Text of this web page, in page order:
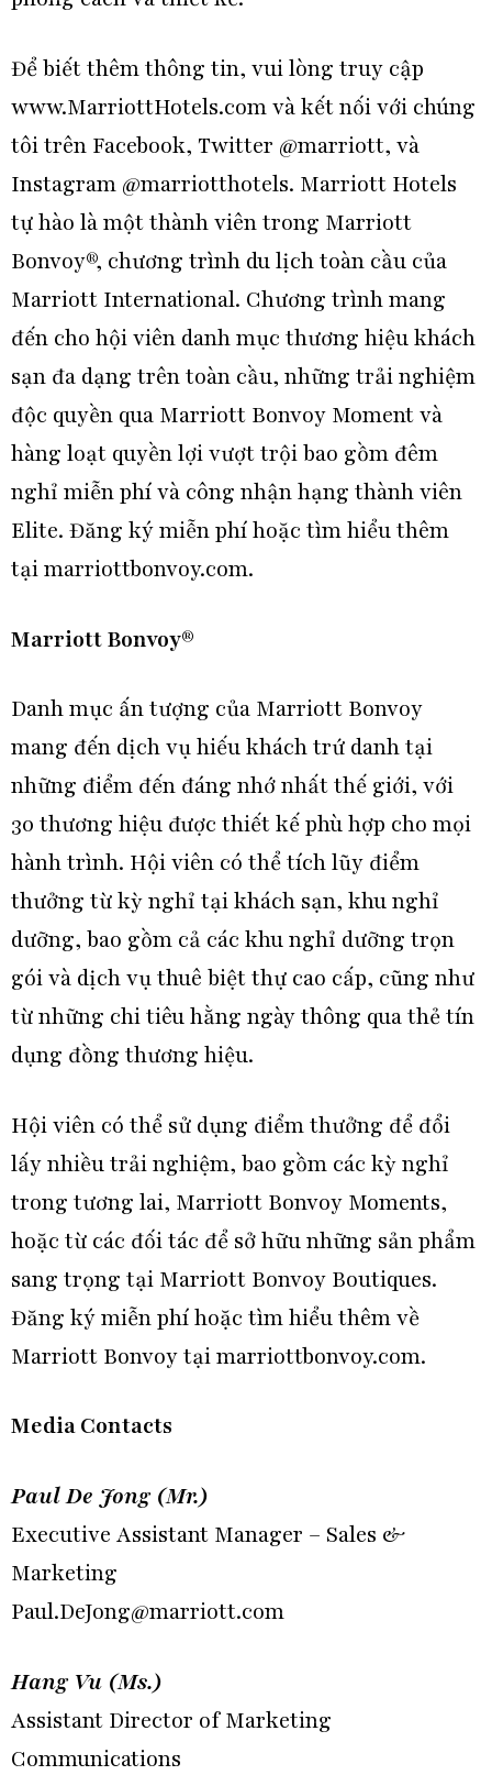
Để biết thêm thông tin, vui lòng truy cập
www.MarriottHotels.comvà kết nối với chúng
tôi trên Facebook, Twitter @marriott, và
Instagram @marriotthotels. Marriott Hotels
tự hào là một thành viên trong Marriott
Bonvoy®, chương trình du lịch toàn cầu của
Marriott International. Chương trình mang
đến cho hội viên danh mục thương hiệu khách
sạn đa dạng trên toàn cầu, những trải nghiệm
độc quyền qua Marriott Bonvoy Moment và
hàng loạt quyền lợi vượt trội bao gồm đêm
nghỉ miễn phí và công nhận hạng thành viên
Elite. Đăng ký miễn phí hoặc tìm hiểu thêm
tại marriottbonvoy.com.
Marriott Bonvoy®
Danh mục ấn tượng của Marriott Bonvoy
mang đến dịch vụ hiếu khách trứ danh tại
những điểm đến đáng nhớ nhất thế giới, với
30 thương hiệu được thiết kế phù hợp cho mọi
hành trình. Hội viên có thể tích lũy điểm
thưởng từ kỳ nghỉ tại khách sạn, khu nghỉ
dưỡng, bao gồm cả các khu nghỉ dưỡng trọn
gói và dịch vụ thuê biệt thự cao cấp, cũng như
từ những chi tiêu hằng ngày thông qua thẻ tín
dụng đồng thương hiệu.
Hội viên có thể sử dụng điểm thưởng để đổi
lấy nhiều trải nghiệm, bao gồm các kỳ nghỉ
trong tương lai, Marriott Bonvoy Moments,
hoặc từ các đối tác để sở hữu những sản phẩm
sang trọng tại Marriott Bonvoy Boutiques.
Đăng ký miễn phí hoặc tìm hiểu thêm về
Marriott Bonvoy tại marriottbonvoy.com.
Media Contacts
Paul De Jong (Mr.)
Executive Assistant Manager – Sales &
Marketing
Paul.DeJong@marriott.com
Hang Vu (Ms.)
Assistant Director of Marketing
Communications